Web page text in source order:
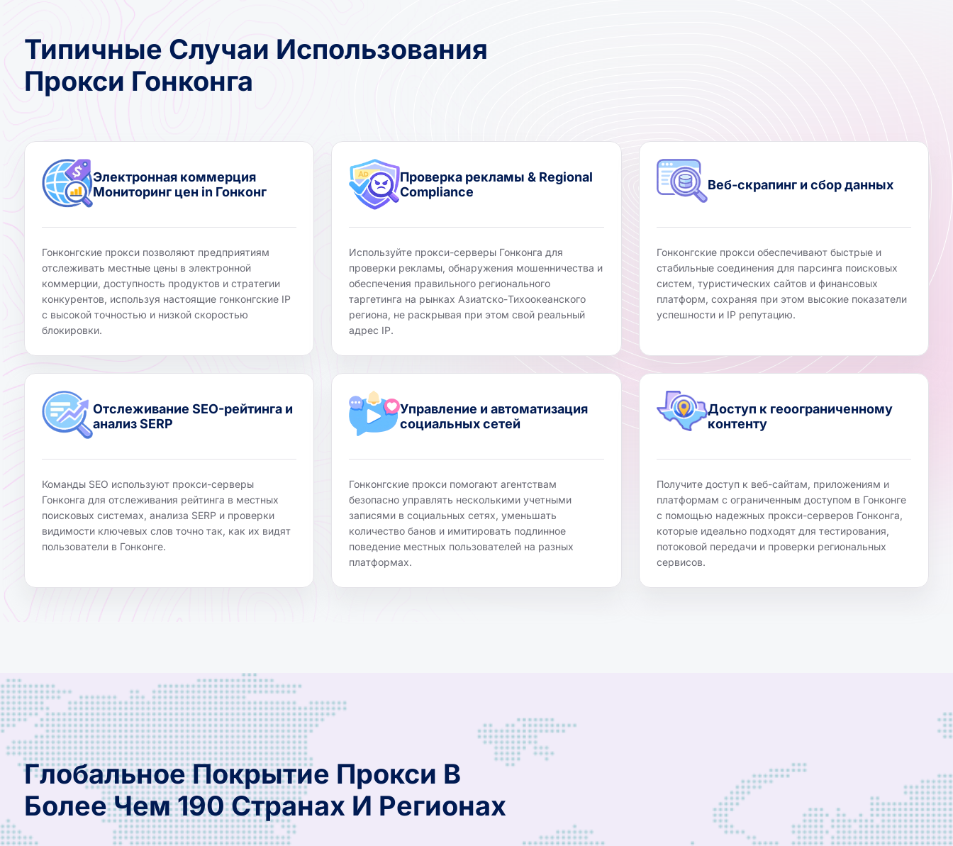
Типичные Случаи Использования
Прокси Гонконга
Электронная коммерция
Мониторинг цен in Гонконг
Гонконгские прокси позволяют предприятиям
отслеживать местные цены в электронной
коммерции, доступность продуктов и стратегии
конкурентов, используя настоящие гонконгские IP
с высокой точностью и низкой скоростью
блокировки.
Проверка рекламы & Regional
Compliance
Используйте прокси-серверы Гонконга для
проверки рекламы, обнаружения мошенничества и
обеспечения правильного регионального
таргетинга на рынках Азиатско-Тихоокеанского
региона, не раскрывая при этом свой реальный
адрес IP.
Веб-скрапинг и сбор данных
Гонконгские прокси обеспечивают быстрые и
стабильные соединения для парсинга поисковых
систем, туристических сайтов и финансовых
платформ, сохраняя при этом высокие показатели
успешности и IP репутацию.
Отслеживание SEO-рейтинга и
анализ SERP
Команды SEO используют прокси-серверы
Гонконга для отслеживания рейтинга в местных
поисковых системах, анализа SERP и проверки
видимости ключевых слов точно так, как их видят
пользователи в Гонконге.
Управление и автоматизация
социальных сетей
Гонконгские прокси помогают агентствам
безопасно управлять несколькими учетными
записями в социальных сетях, уменьшать
количество банов и имитировать подлинное
поведение местных пользователей на разных
платформах.
Доступ к геоограниченному
контенту
Получите доступ к веб-сайтам, приложениям и
платформам с ограниченным доступом в Гонконге
с помощью надежных прокси-серверов Гонконга,
которые идеально подходят для тестирования,
потоковой передачи и проверки региональных
сервисов.
Глобальное Покрытие Прокси В
Более Чем 190 Странах И Регионах